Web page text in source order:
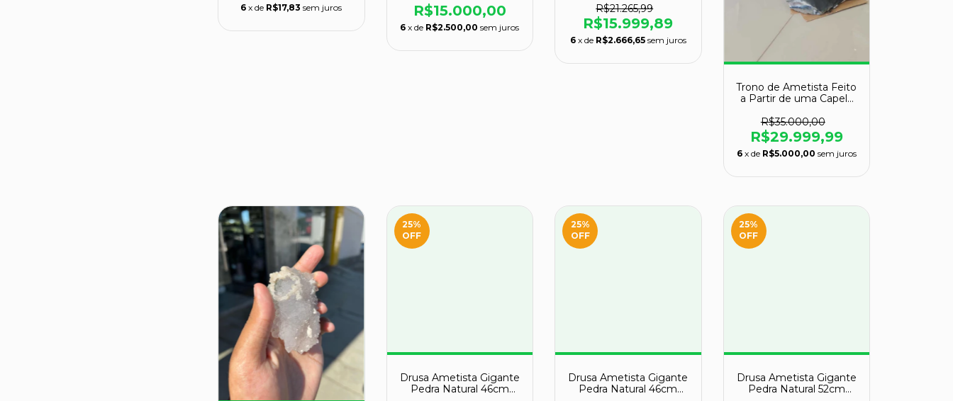
6 x de R$17,83 sem juros R$15.000,00
6 x de R$2.500,00 sem juros
R$21.265,99
R$15.999,89
6 x de R$2.666,65 sem juros
Trono de Ametista Feito
a Partir de uma Capela
R$35.000,00
R$29.999,99
6 x de R$5.000,00 sem juros
25%
OFF
Drusa Ametista Gigante
Pedra Natural 46cm
25%
OFF
Drusa Ametista Gigante
Pedra Natural 46cm
25%
OFF
Drusa Ametista Gigante
Pedra Natural 52cm